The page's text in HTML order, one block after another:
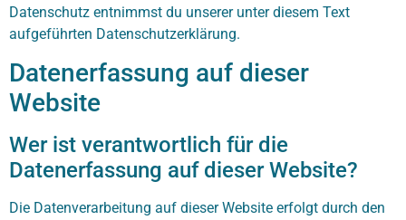
Datenschutz entnimmst du unserer unter diesem Text
aufgeführten Datenschutzerklärung.
Datenerfassung auf dieser
Website
Wer ist verantwortlich für die
Datenerfassung auf dieser Website?
Die Datenverarbeitung auf dieser Website erfolgt durch den